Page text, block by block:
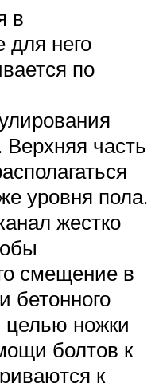
в
для него
по
часть
уровня пола.
жестко
смещение в
бетонного
целью ножки
болтов к
к